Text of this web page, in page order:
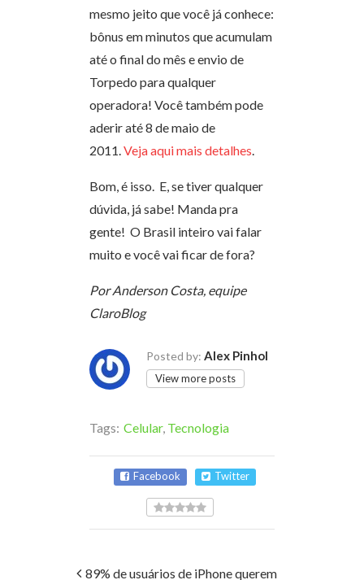
mesmo jeito que você já conhece:
bônus em minutos que acumulam
até o final do mês e envio de
Torpedo para qualquer
operadora! Você também pode
aderir até 8 de maio de
2011. Veja aqui mais detalhes
Bom, é isso. E, se tiver qualquer
dúvida, já sabe! Manda pra
gente! O Brasil inteiro vai falar
muito e você vai ficar de fora?
Por Anderson Costa, equipe
ClaroBlog
Posted by: Alex Pinhol
View more posts
Tags: Celular, Tecnologia
Facebook Twitter
89% de usuários de iPhone querem